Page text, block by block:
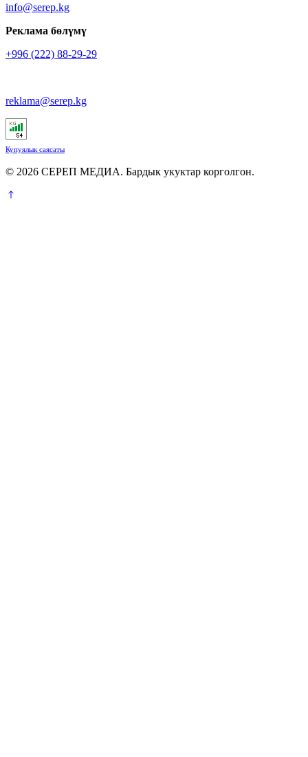
info@serep.kg
Реклама бөлүмү
+996 (222) 88-29-29
reklama@serep.kg
Купуялык саясаты
© 2026 СЕРЕП МЕДИА. Бардык укуктар корголгон.